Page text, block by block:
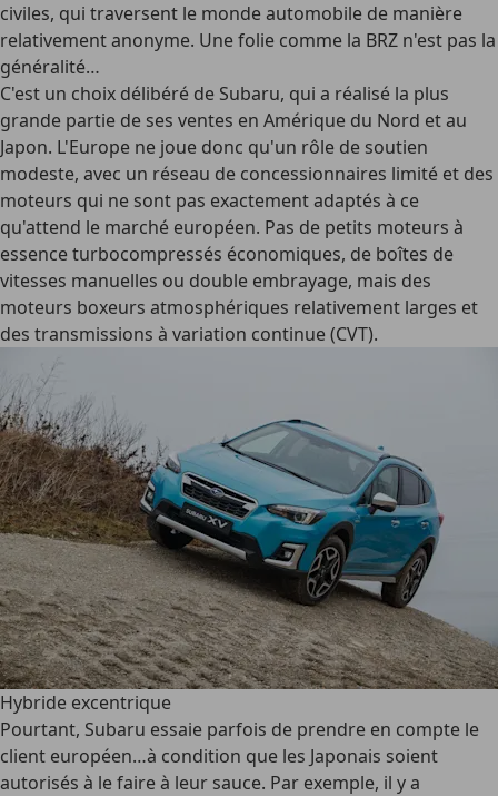
civiles, qui traversent le monde automobile de manière
relativement anonyme. Une folie comme la BRZ n'est pas la
généralité…
C'est un choix délibéré de Subaru, qui a réalisé la plus
grande partie de ses ventes en Amérique du Nord et au
Japon. L'Europe ne joue donc qu'un rôle de soutien
modeste, avec un réseau de concessionnaires limité et des
moteurs qui ne sont pas exactement adaptés à ce
qu'attend le marché européen. Pas de petits moteurs à
essence turbocompressés économiques, de boîtes de
vitesses manuelles ou double embrayage, mais des
moteurs boxeurs atmosphériques relativement larges et
des transmissions à variation continue (CVT).
Hybride excentrique
Pourtant, Subaru essaie parfois de prendre en compte le
client européen…à condition que les Japonais soient
autorisés à le faire à leur sauce. Par exemple, il y a